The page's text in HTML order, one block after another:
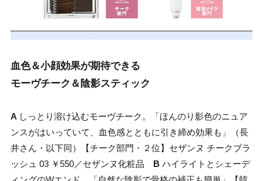
血色＆小顔効果が期待できる
モーヴチーク＆陰影スティック
A しっとり溶け込むモーヴチーク。「ほんのり影色のニュア
ンスがはいっていて、血色感とともに引き締め効果も」（長
井さん・以下同）【チーク部門・２位】セザンヌ チークブラ
ッシュ 03 ￥550／セザンヌ化粧品 B ハイライトとシェーデ